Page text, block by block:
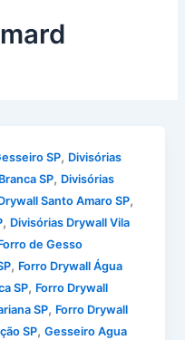
SP, Divisórias
SP, Divisórias
Santo Amaro SP,
, Divisórias Drywall Vila
de Gesso
, Forro Drywall Água
SP, Forro Drywall
SP, Forro Drywall
SP,Gesseiro Agua